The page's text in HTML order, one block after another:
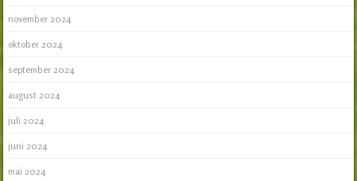
november 2024
oktober 2024
september 2024
august 2024
juli 2024
juni 2024
mai 2024